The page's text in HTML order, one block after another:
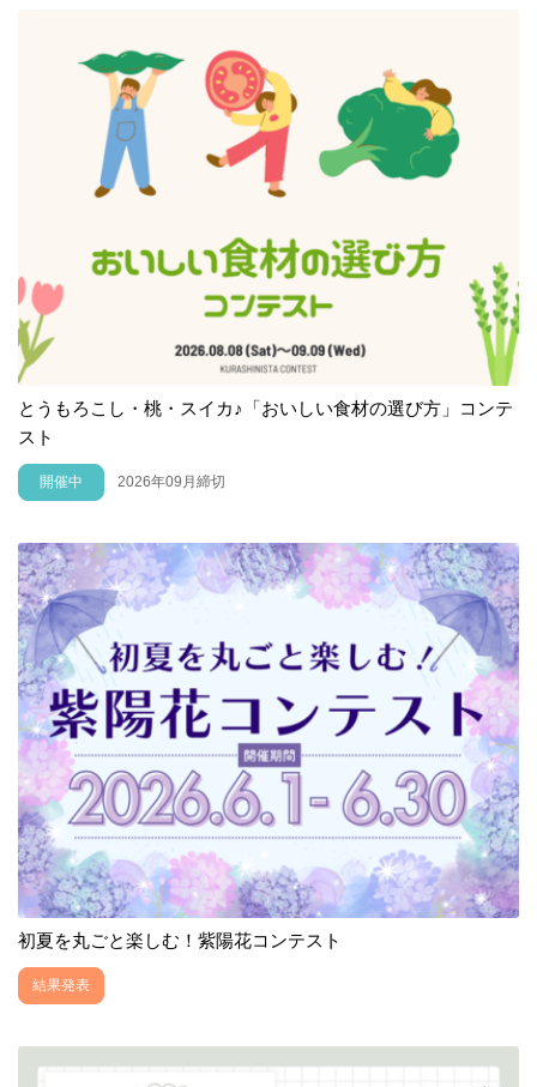
とうもろこし・桃・スイカ♪「おいしい食材の選び方」コンテ
スト
開催中 2026年09月締切
初夏を丸ごと楽しむ！紫陽花コンテスト
結果発表